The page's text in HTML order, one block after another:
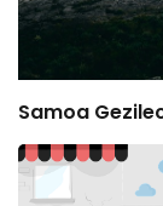
Samoa